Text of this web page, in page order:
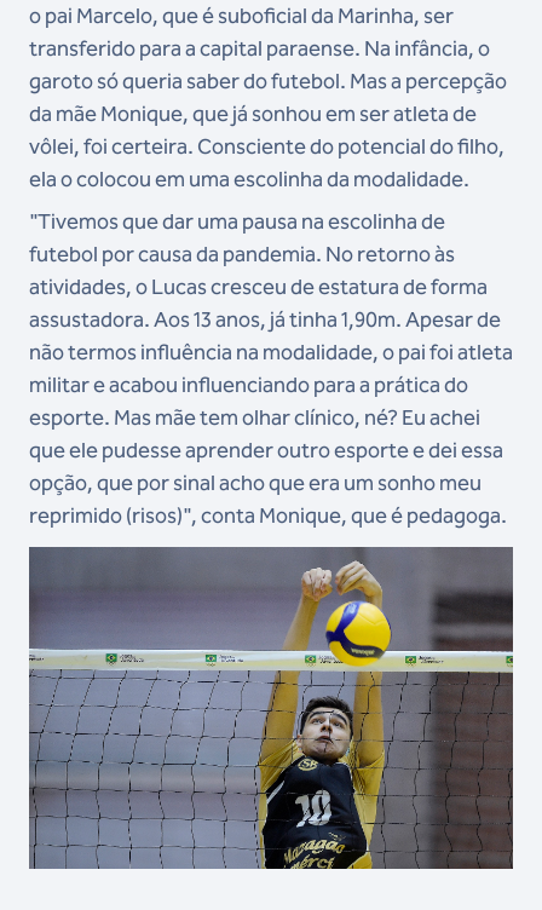
o pai Marcelo, que é suboficial da Marinha, ser
transferido para a capital paraense. Na infância, o
garoto só queria saber do futebol. Mas a percepção
da mãe Monique, que já sonhou em ser atleta de
vôlei, foi certeira. Consciente do potencial do filho,
ela o colocou em uma escolinha da modalidade.
"Tivemos que dar uma pausa na escolinha de
futebol por causa da pandemia. No retorno às
atividades, o Lucas cresceu de estatura de forma
assustadora. Aos 13 anos, já tinha 1,90m. Apesar de
não termos influência na modalidade, o pai foi atleta
militar e acabou influenciando para a prática do
esporte. Mas mãe tem olhar clínico, né? Eu achei
que ele pudesse aprender outro esporte e dei essa
opção, que por sinal acho que era um sonho meu
reprimido (risos)", conta Monique, que é pedagoga.